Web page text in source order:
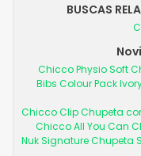
BUSCAS
Chicco Physio Soft
Bibs Colour Pack
Chicco Clip Chupeta
Chicco All You Can
Nuk Signature Chupeta